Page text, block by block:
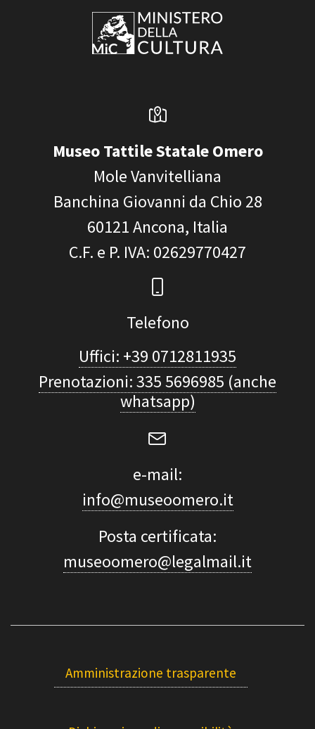
Museo Tattile Statale Omero
Mole Vanvitelliana
Banchina Giovanni da Chio 28
60121Ancona, Italia
C.F. e P. IVA: 02629770427
Telefono
Uffici: +39 0712811935
Prenotazioni: 335 5696985 (anche
whatsapp)
e-mail:
info@museoomero.it
Posta certificata:
museoomero@legalmail.it
Amministrazione trasparente